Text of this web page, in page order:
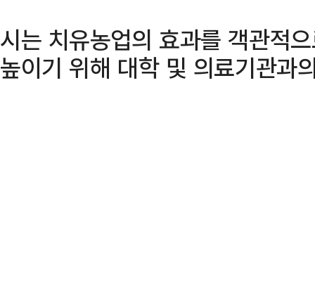
시는 치유농업의 효과를 객관적
높이기 위해 대학 및 의료기관과